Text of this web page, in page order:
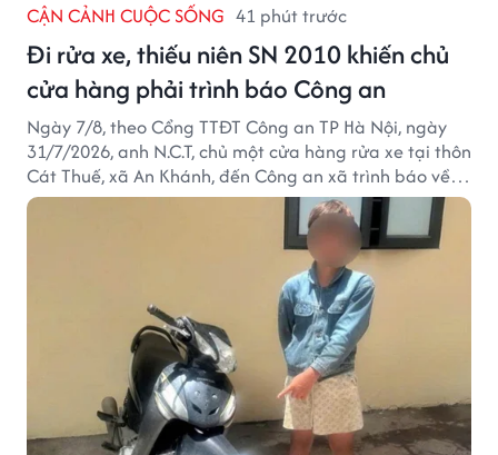
CẬN CẢNH CUỘC SỐNG 41 phút trước
Đi rửa xe, thiếu niên SN 2010 khiến chủ
cửa hàng phải trình báo Công an
Ngày 7/8, theo Cổng TTĐT Công an TP Hà Nội, ngày
31/7/2026, anh N.C.T, chủ một cửa hàng rửa xe tại thôn
Cát Thuế, xã An Khánh, đến Công an xã trình báo về
việc bị mất trộm chiếc xe máy Honda Wave. Trong cốp
xe còn có nhiều giấy tờ cá nhân và khoảng 1,2 triệu